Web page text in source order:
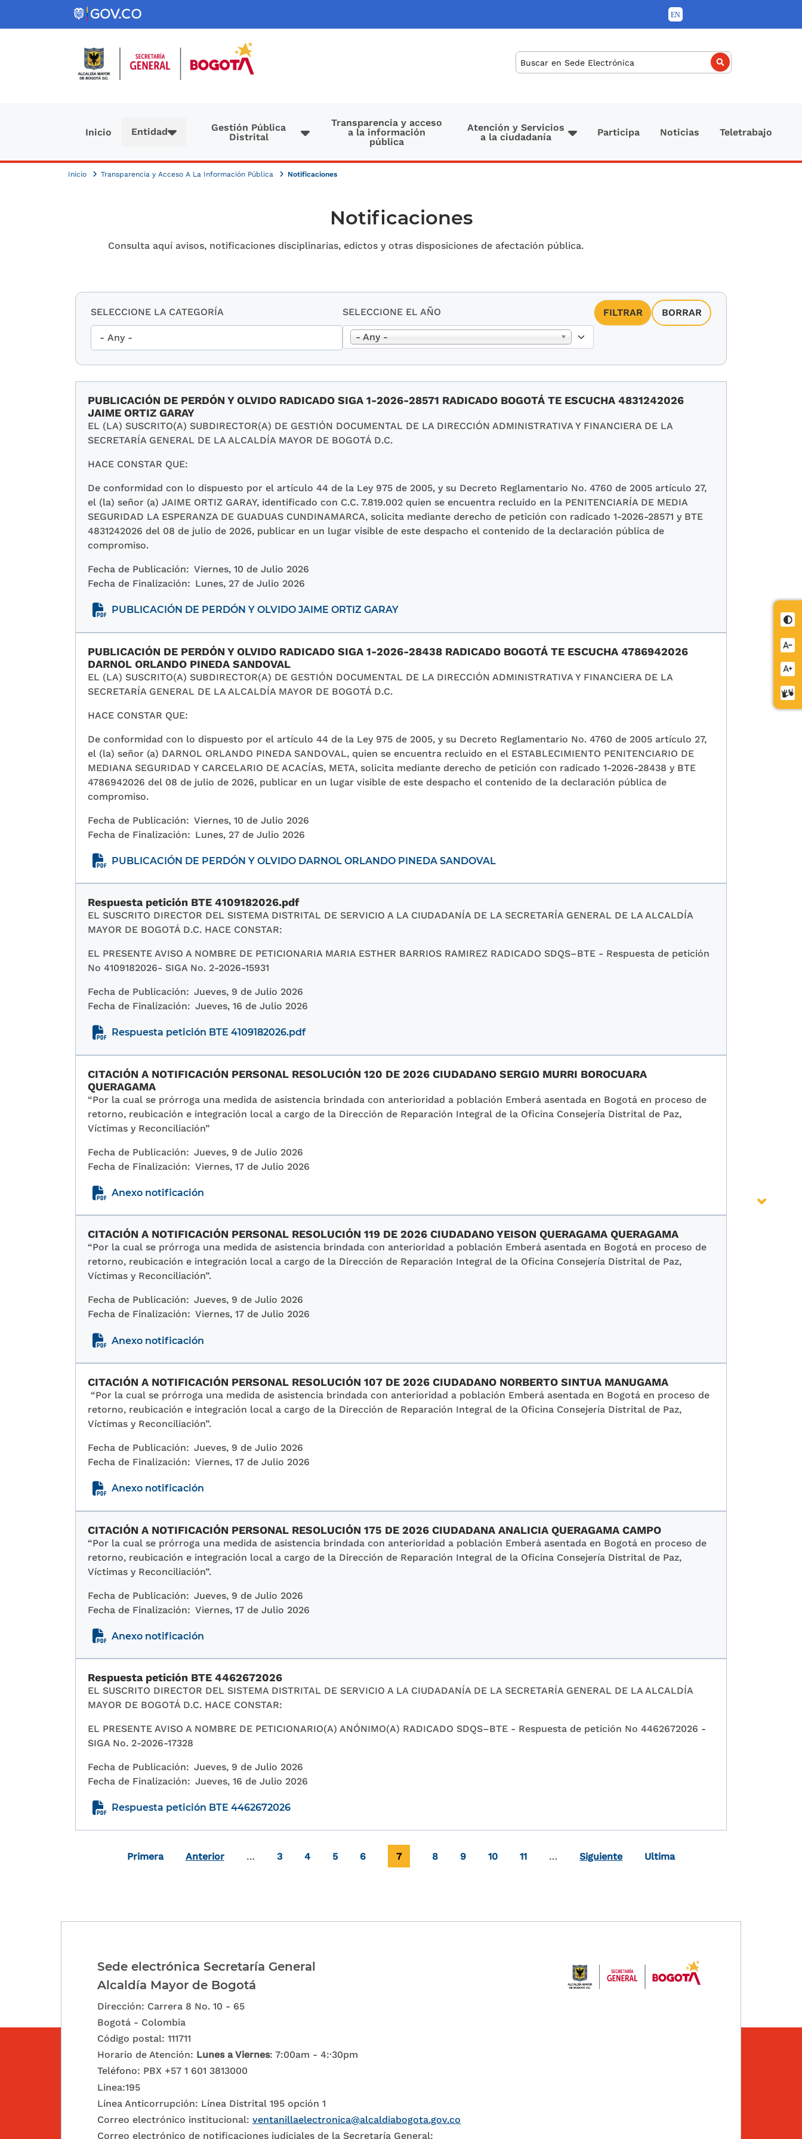
Pasar al contenido principal
letra
letra
de
Buscar
Inicio Entidad
Gestión Pública
Distrital
Transparencia y acceso
a la información
pública
Atención y Servicios
a la ciudadanía
Participa Noticias Teletrabajo
Inicio Transparencia y Acceso A La Información Pública Notificaciones
Notificaciones
Consulta aquí avisos, notificaciones disciplinarias, edictos y otras disposiciones de afectación pública.
SELECCIONE LA CATEGORÍA SELECCIONE EL AÑO
- Any -
PUBLICACIÓN DE PERDÓN Y OLVIDO RADICADO SIGA 1-2026-28571 RADICADO BOGOTÁ TE ESCUCHA 4831242026
JAIME ORTIZ GARAY
EL (LA) SUSCRITO(A) SUBDIRECTOR(A) DE GESTIÓN DOCUMENTAL DE LA DIRECCIÓN ADMINISTRATIVA Y FINANCIERA DE LA
SECRETARÍA GENERAL DE LA ALCALDÍA MAYOR DE BOGOTÁ D.C.
HACE CONSTAR QUE:
De conformidad con lo dispuesto por el artículo 44 de la Ley 975 de 2005, y su Decreto Reglamentario No. 4760 de 2005 artículo 27,
el (la) señor (a) JAIME ORTIZ GARAY, identificado con C.C. 7.819.002 quien se encuentra recluido en la PENITENCIARÍA DE MEDIA
SEGURIDAD LA ESPERANZA DE GUADUAS CUNDINAMARCA, solicita mediante derecho de petición con radicado 1-2026-28571 y BTE
4831242026 del 08 de julio de 2026, publicar en un lugar visible de este despacho el contenido de la declaración pública de
compromiso.
Fecha de Publicación: Viernes, 10 de Julio 2026
Fecha de Finalización: Lunes, 27 de Julio 2026
PUBLICACIÓN DE PERDÓN Y OLVIDO JAIME ORTIZ GARAY
PUBLICACIÓN DE PERDÓN Y OLVIDO RADICADO SIGA 1-2026-28438 RADICADO BOGOTÁ TE ESCUCHA 4786942026
DARNOL ORLANDO PINEDA SANDOVAL
EL (LA) SUSCRITO(A) SUBDIRECTOR(A) DE GESTIÓN DOCUMENTAL DE LA DIRECCIÓN ADMINISTRATIVA Y FINANCIERA DE LA
SECRETARÍA GENERAL DE LA ALCALDÍA MAYOR DE BOGOTÁ D.C.
HACE CONSTAR QUE:
De conformidad con lo dispuesto por el artículo 44 de la Ley 975 de 2005, y su Decreto Reglamentario No. 4760 de 2005 artículo 27,
el (la) señor (a) DARNOL ORLANDO PINEDA SANDOVAL, quien se encuentra recluido en el ESTABLECIMIENTO PENITENCIARIO DE
MEDIANA SEGURIDAD Y CARCELARIO DE ACACÍAS, META, solicita mediante derecho de petición con radicado 1-2026-28438 y BTE
4786942026 del 08 de julio de 2026, publicar en un lugar visible de este despacho el contenido de la declaración pública de
compromiso.
Fecha de Publicación: Viernes, 10 de Julio 2026
Fecha de Finalización: Lunes, 27 de Julio 2026
PUBLICACIÓN DE PERDÓN Y OLVIDO DARNOL ORLANDO PINEDA SANDOVAL
Respuesta petición BTE 4109182026.pdf
EL SUSCRITO DIRECTOR DEL SISTEMA DISTRITAL DE SERVICIO A LA CIUDADANÍA DE LA SECRETARÍA GENERAL DE LA ALCALDÍA
MAYOR DE BOGOTÁ D.C. HACE CONSTAR:
EL PRESENTE AVISO A NOMBRE DE PETICIONARIA MARIA ESTHER BARRIOS RAMIREZ RADICADO SDQS–BTE - Respuesta de petición
No 4109182026- SIGA No. 2-2026-15931
Fecha de Publicación: Jueves, 9 de Julio 2026
Fecha de Finalización: Jueves, 16 de Julio 2026
Respuesta petición BTE 4109182026.pdf
CITACIÓN A NOTIFICACIÓN PERSONAL RESOLUCIÓN 120 DE 2026 CIUDADANO SERGIO MURRI BOROCUARA
QUERAGAMA
“Por la cual se prórroga una medida de asistencia brindada con anterioridad a población Emberá asentada en Bogotá en proceso de
retorno, reubicación e integración local a cargo de la Dirección de Reparación Integral de la Oficina Consejería Distrital de Paz,
Víctimas y Reconciliación”
Fecha de Publicación: Jueves, 9 de Julio 2026
Fecha de Finalización: Viernes, 17 de Julio 2026
Anexo notificación
CITACIÓN A NOTIFICACIÓN PERSONAL RESOLUCIÓN 119 DE 2026 CIUDADANO YEISON QUERAGAMA QUERAGAMA
“Por la cual se prórroga una medida de asistencia brindada con anterioridad a población Emberá asentada en Bogotá en proceso de
retorno, reubicación e integración local a cargo de la Dirección de Reparación Integral de la Oficina Consejería Distrital de Paz,
Víctimas y Reconciliación”.
Fecha de Publicación: Jueves, 9 de Julio 2026
Fecha de Finalización: Viernes, 17 de Julio 2026
Anexo notificación
CITACIÓN A NOTIFICACIÓN PERSONAL RESOLUCIÓN 107 DE 2026 CIUDADANO NORBERTO SINTUA MANUGAMA
“Por la cual se prórroga una medida de asistencia brindada con anterioridad a población Emberá asentada en Bogotá en proceso de
retorno, reubicación e integración local a cargo de la Dirección de Reparación Integral de la Oficina Consejería Distrital de Paz,
Víctimas y Reconciliación”.
Fecha de Publicación: Jueves, 9 de Julio 2026
Fecha de Finalización: Viernes, 17 de Julio 2026
Anexo notificación
CITACIÓN A NOTIFICACIÓN PERSONAL RESOLUCIÓN 175 DE 2026 CIUDADANA ANALICIA QUERAGAMA CAMPO
“Por la cual se prórroga una medida de asistencia brindada con anterioridad a población Emberá asentada en Bogotá en proceso de
retorno, reubicación e integración local a cargo de la Dirección de Reparación Integral de la Oficina Consejería Distrital de Paz,
Víctimas y Reconciliación”.
Fecha de Publicación: Jueves, 9 de Julio 2026
Fecha de Finalización: Viernes, 17 de Julio 2026
Anexo notificación
Respuesta petición BTE 4462672026
EL SUSCRITO DIRECTOR DEL SISTEMA DISTRITAL DE SERVICIO A LA CIUDADANÍA DE LA SECRETARÍA GENERAL DE LA ALCALDÍA
MAYOR DE BOGOTÁ D.C. HACE CONSTAR:
EL PRESENTE AVISO A NOMBRE DE PETICIONARIO(A) ANÓNIMO(A) RADICADO SDQS–BTE - Respuesta de petición No 4462672026 -
SIGA No. 2-2026-17328
Fecha de Publicación: Jueves, 9 de Julio 2026
Fecha de Finalización: Jueves, 16 de Julio 2026
Respuesta petición BTE 4462672026
PaginaciónPrimera página
Primera Anterior … Page
3 Page
4 Page
5 Page
6 Página actual
7 Page
8 Page
9 Page
10 Page
11 … Siguiente Última página
Ultima
Sede electrónica Secretaría General
Alcaldía Mayor de Bogotá
Dirección: Carrera 8 No. 10 - 65
Bogotá - Colombia
Código postal: 111711
Horario de Atención: Lunes a Viernes: 7:00am - 4:·30pm
Teléfono: PBX +57 1 601 3813000
Linea:195
Línea Anticorrupción: Línea Distrital 195 opción 1
Correo electrónico institucional: ventanillaelectronica@alcaldiabogota.gov.co
Correo electrónico de notificaciones judiciales de la Secretaría General: